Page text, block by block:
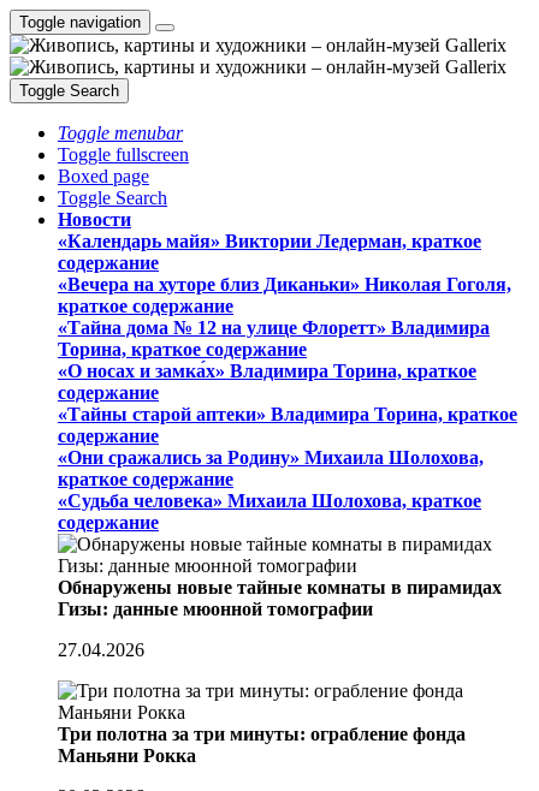
Toggle navigation
Toggle Search
Toggle menubar
Toggle fullscreen
Boxed page
Toggle Search
Новости
«Календарь майя» Виктории Ледерман, краткое
содержание
«Вечера на хуторе близ Диканьки» Николая Гоголя,
краткое содержание
«Тайна дома № 12 на улице Флоретт» Владимира
Торина, краткое содержание
«О носах и замка́х» Владимира Торина, краткое
содержание
«Тайны старой аптеки» Владимира Торина, краткое
содержание
«Они сражались за Родину» Михаила Шолохова,
краткое содержание
«Судьба человека» Михаила Шолохова, краткое
содержание
Обнаружены новые тайные комнаты в пирамидах
Гизы: данные мюонной томографии
27.04.2026
Три полотна за три минуты: ограбление фонда
Маньяни Рокка